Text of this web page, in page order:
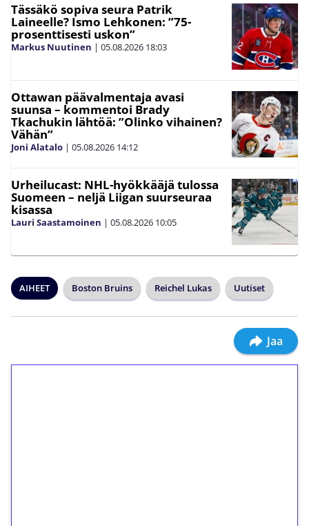
Tässäkö sopiva seura Patrik
Laineelle? Ismo Lehkonen: ”75-
prosenttisesti uskon”
Markus Nuutinen | 05.08.2026 18:03
Ottawan päävalmentaja avasi
suunsa – kommentoi Brady
Tkachukin lähtöä: ”Olinko vihainen?
Vähän”
Joni Alatalo | 05.08.2026 14:12
Urheilucast: NHL-hyökkääjä tulossa
Suomeen – neljä Liigan suurseuraa
kisassa
Lauri Saastamoinen | 05.08.2026 10:05
AIHEET Boston Bruins Reichel Lukas Uutiset
Jaa